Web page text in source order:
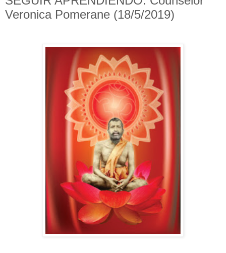
Veronica Pomerane (18/5/2019)